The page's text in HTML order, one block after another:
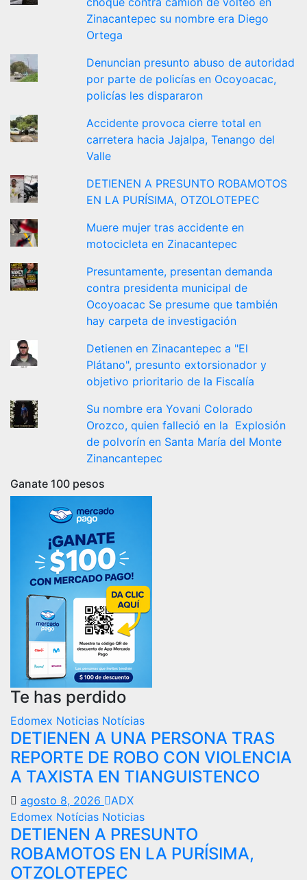
Zinacantepec su nombre era Diego
Ortega
Denuncian presunto abuso de autoridad
por parte de policías en Ocoyoacac,
policías les dispararon
Accidente provoca cierre total en
carretera hacia Jajalpa, Tenango del
Valle
DETIENEN A PRESUNTO ROBAMOTOS
EN LA PURÍSIMA, OTZOLOTEPEC
Muere mujer tras accidente en
motocicleta en Zinacantepec
Presuntamente, presentan demanda
contra presidenta municipal de
Ocoyoacac Se presume que también
hay carpeta de investigación
Detienen en Zinacantepec a "El
Plátano", presunto extorsionador y
objetivo prioritario de la Fiscalía
Su nombre era Yovani Colorado
Orozco, quien falleció en la Explosión
de polvorín en Santa María del Monte
Zinancantepec
Ganate 100 pesos
Te has perdido
Edomex Noticias Notícias
DETIENEN A UNA PERSONA TRAS
REPORTE DE ROBO CON VIOLENCIA
A TAXISTA EN TIANGUISTENCO
agosto 8, 2026
ADX
Edomex Notícias Noticias
DETIENEN A PRESUNTO
ROBAMOTOS EN LA PURÍSIMA,
OTZOLOTEPEC